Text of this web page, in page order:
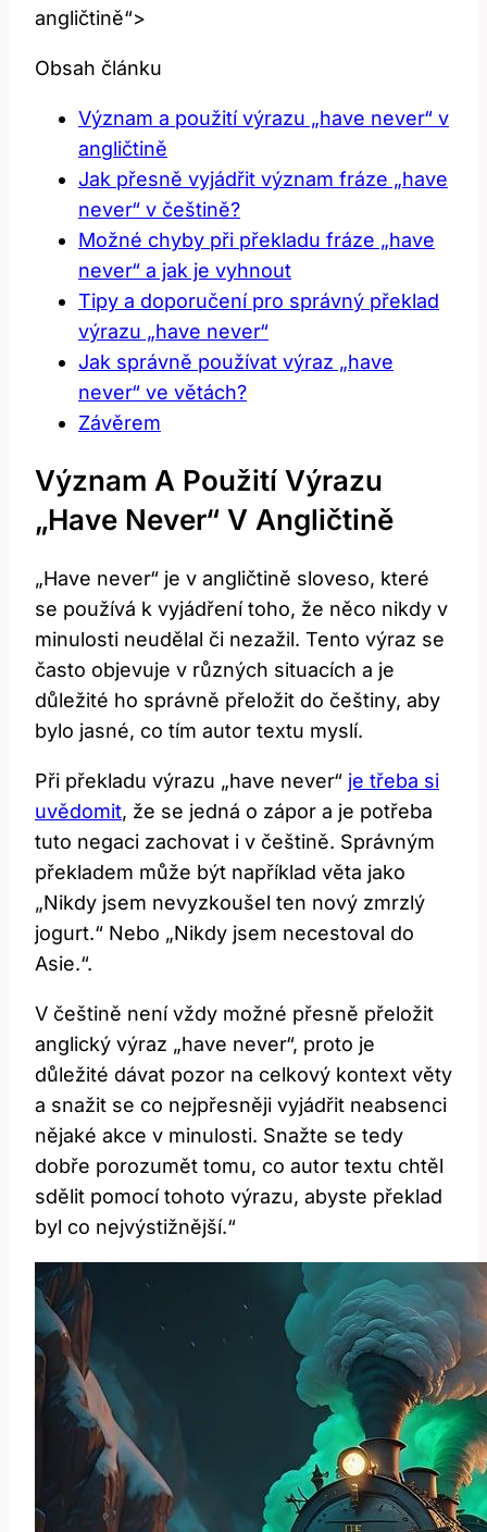
angličtině“>
Obsah článku
Význam a použití výrazu „have never“ v
angličtině
Jak přesně vyjádřit význam fráze „have
never“ v češtině?
Možné chyby při překladu fráze „have
never“ a jak je vyhnout
Tipy a doporučení pro správný překlad
výrazu „have never“
Jak správně používat výraz „have
never“ ve větách?
Závěrem
Význam A Použití Výrazu
„have Never“ V Angličtině
„Have never“ je v angličtině sloveso, které
se používá k vyjádření toho, že něco nikdy v
minulosti neudělal či nezažil. Tento výraz se
často objevuje v různých situacích a je
důležité ho správně přeložit do češtiny, aby
bylo jasné, co tím autor textu myslí.
Při překladu výrazu „have never“ je třeba si
uvědomit, že se jedná o zápor a je potřeba
tuto negaci zachovat i v češtině. Správným
překladem může být například věta jako
„Nikdy jsem nevyzkoušel ten nový zmrzlý
jogurt.“ Nebo „Nikdy jsem necestoval do
Asie.“.
V češtině není vždy možné přesně přeložit
anglický výraz „have never“, proto je
důležité dávat pozor na celkový kontext věty
a snažit se co nejpřesněji vyjádřit neabsenci
nějaké akce v minulosti. Snažte se tedy
dobře porozumět tomu, co autor textu chtěl
sdělit pomocí tohoto výrazu, abyste překlad
byl co nejvýstižnější.“